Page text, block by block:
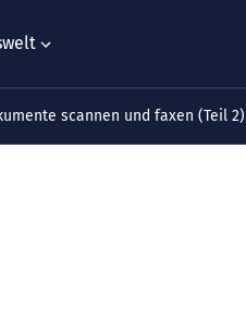
scannen und faxen (Teil 2)